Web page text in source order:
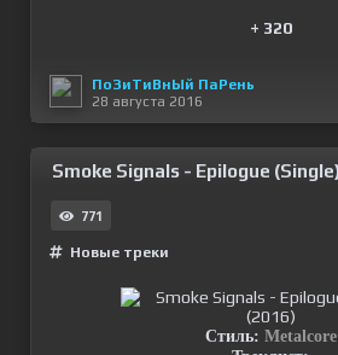
+ 320
ПоЗиТиВнЫй ПаРень
28 августа 2016
Smoke Signals - Epilogue
771
Новые треки
Стиль: Metalcore